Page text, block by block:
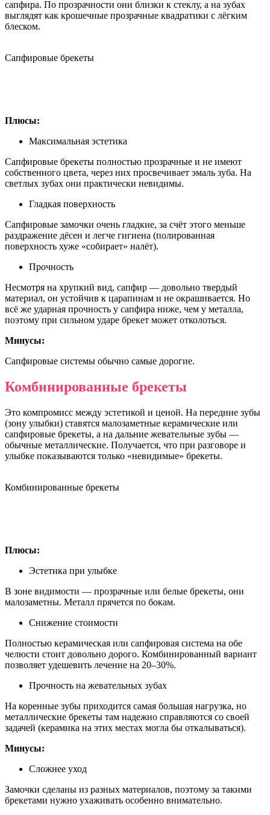
сапфира. По прозрачности они близки к стеклу, а на зубах
выглядят как крошечные прозрачные квадратики с лёгким
блеском.
Сапфировые брекеты
Плюсы:
Максимальная эстетика
Сапфировые брекеты полностью прозрачные и не имеют
собственного цвета, через них просвечивает эмаль зуба. На
светлых зубах они практически невидимы.
Гладкая поверхность
Сапфировые замочки очень гладкие, за счёт этого меньше
раздражение дёсен и легче гигиена (полированная
поверхность хуже «собирает» налёт).
Прочность
Несмотря на хрупкий вид, сапфир — довольно твердый
материал, он устойчив к царапинам и не окрашивается. Но
всё же ударная прочность у сапфира ниже, чем у металла,
поэтому при сильном ударе брекет может отколоться.
Минусы:
Сапфировые системы обычно самые дорогие.
Комбинированные брекеты
Это компромисс между эстетикой и ценой. На передние зубы
(зону улыбки) ставятся малозаметные керамические или
сапфировые брекеты, а на дальние жевательные зубы —
обычные металлические. Получается, что при разговоре и
улыбке показываются только «невидимые» брекеты.
Комбинированные брекеты
Плюсы:
Эстетика при улыбке
В зоне видимости — прозрачные или белые брекеты, они
малозаметны. Металл прячется по бокам.
Снижение стоимости
Полностью керамическая или сапфировая система на обе
челюсти стоит довольно дорого. Комбинированный вариант
позволяет удешевить лечение на 20–30%.
Прочность на жевательных зубах
На коренные зубы приходится самая большая нагрузка, но
металлические брекеты там надежно справляются со своей
задачей (керамика на этих местах могла бы откалываться).
Минусы:
Сложнее уход
Замочки сделаны из разных материалов, поэтому за такими
брекетами нужно ухаживать особенно внимательно.